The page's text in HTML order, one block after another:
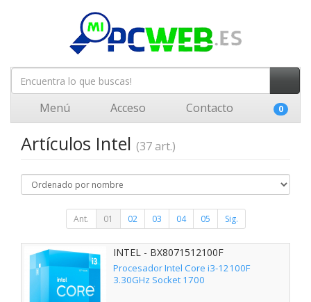
Menú Acceso Contacto 0
Artículos Intel (37 art.)
Ant. 01 02 03 04 05 Sig.
INTEL - BX8071512100F
Procesador Intel Core i3-12100F
3.30GHz Socket 1700